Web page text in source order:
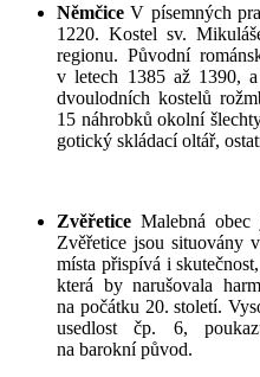
NěmčiceV písemných
1220. Kostel sv.
regionu. Původní
v letech 1385 až 1390,
dvoulodních kostelů
15 náhrobků okolní
gotický skládací oltář,
Zvěřetice Malebná obec
Zvěřetice jsou situovány
místa přispívá i
která by narušovala
na počátku 20. století.
usedlost čp. 6,
na barokní původ.